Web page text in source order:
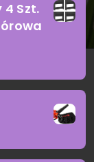
4 Szt.